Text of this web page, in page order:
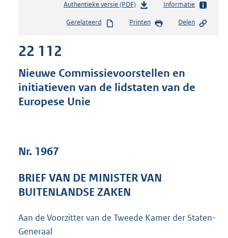
Authentieke versie (PDF)b
s
s
g
6
Informatie
Gerelateerd Printen Delen
22 112
Nieuwe Commissievoorstellen en
initiatieven van de lidstaten van de
Europese Unie
Nr. 1967
BRIEF VAN DE MINISTER VAN
BUITENLANDSE ZAKEN
Aan de Voorzitter van de Tweede Kamer der Staten-
Generaal